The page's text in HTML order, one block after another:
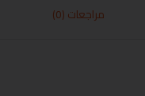
مراجعات (0)